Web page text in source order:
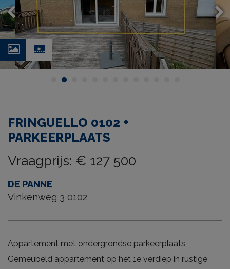
Foto's Video
FRINGUELLO 0102 +
PARKEERPLAATS
Vraagprijs: € 127 500
DE PANNE
Vinkenweg 3 0102
Appartement met ondergrondse parkeerplaats
Gemeubeld appartement op het 1e verdiep in rustige